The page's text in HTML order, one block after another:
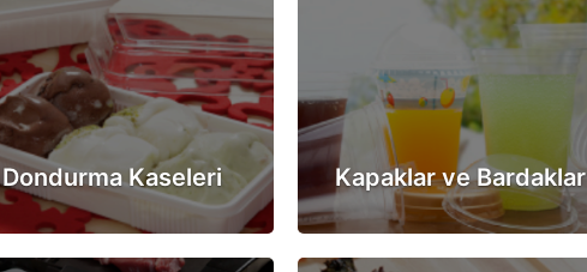
Dondurma Kaseleri Kapaklar ve Bardaklar